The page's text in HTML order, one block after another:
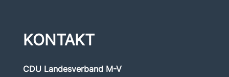
KONTAKT
CDU Landesverband M-V